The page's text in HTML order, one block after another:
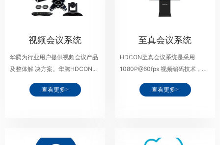
视频会议系统
华腾为行业用户提供视频会议产品
及整体解 决方案。华腾HDCON...
查看更多>
至真会议系统
HDCON至真会议系统是采用
1080P@60fps 视频编码技术，
查看更多>